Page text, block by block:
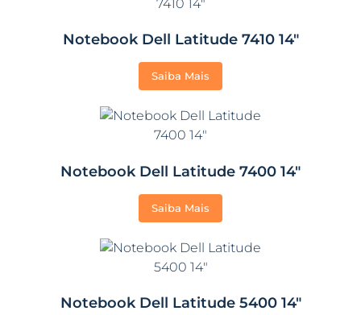
Notebook Dell Latitude 7410 14″
Saiba Mais
Notebook Dell Latitude 7400 14″
Saiba Mais
Notebook Dell Latitude 5400 14″